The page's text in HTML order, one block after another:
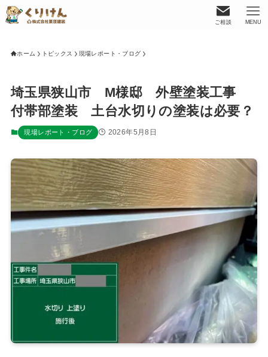
ご相談 MENU
ホーム トピックス 現場レポート・ブログ
埼玉県狭山市 M様邸 外壁塗装工事
付帯部塗装 土台水切りの塗装は必要？
現場レポート・ブログ 2026年5月8日